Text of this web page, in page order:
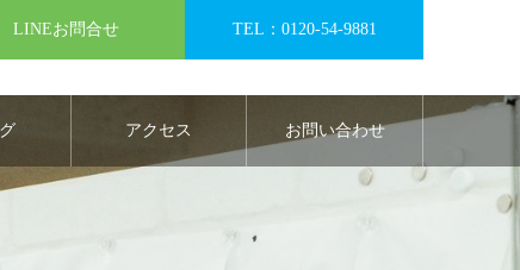
LINEお問合せ TEL：0120-54-9881
アクセス お問い合わせ